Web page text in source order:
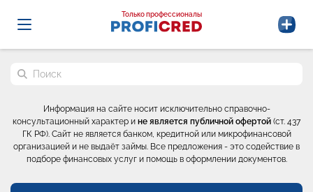
Probrokery - Только профессионалы
Только профессионалы
Поиск по сайту
Информация на сайте носит исключительно справочно-
консультационный характер и не является публичной офертой (ст. 437
ГК РФ). Сайт не является банком, кредитной или микрофинансовой
организацией и не выдаёт займы. Все предложения - это содействие в
подборе финансовых услуг и помощь в оформлении документов.